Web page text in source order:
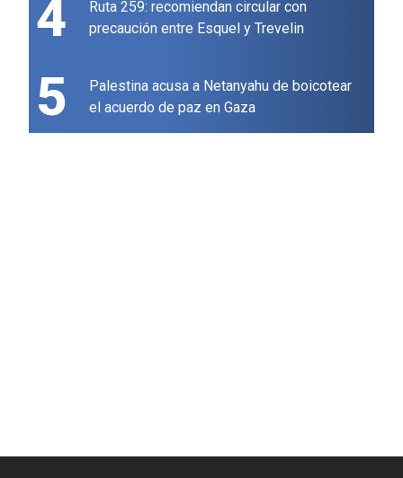
4
Ruta 259: recomiendan circular con
precaución entre Esquel y Trevelin
5
Palestina acusa a Netanyahu de boicotear
el acuerdo de paz en Gaza